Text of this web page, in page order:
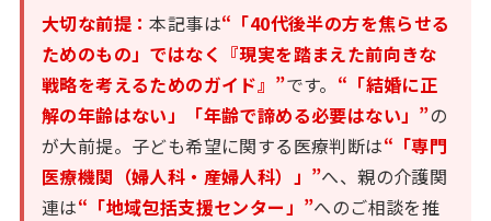
大切な前提：本記事は“「40代後半の方を焦らせる
ためのもの」ではなく『現実を踏まえた前向きな
戦略を考えるためのガイド』”です。 “「結婚に正
解の年齢はない」「年齢で諦める必要はない」”の
が大前提。子ども希望に関する医療判断は“「専門
医療機関（婦人科・産婦人科）」”へ、親の介護関
連は“「地域包括支援センター」”へのご相談を推